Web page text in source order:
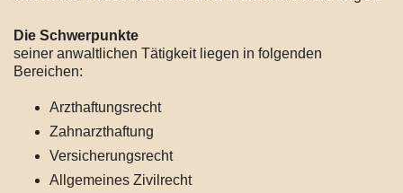
Die Schwerpunkte
seiner anwaltlichen Tätigkeit liegen in folgenden
Bereichen:
Arzthaftungsrecht
Zahnarzthaftung
Versicherungsrecht
Allgemeines Zivilrecht